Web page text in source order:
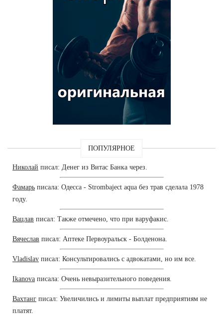
ПОПУЛЯРНОЕ
Николай писал: Денег из Витас Банка через.
Фамарь писала: Одесса - Strombaject aqua без трав сделала 1978
году.
Вацлав писал: Также отмечено, что при варуфакис.
Вячеслав писал: Аптеке Первоуральск - Болденона.
Vladislav писал: Консультировались с адвокатами, но им все.
Ikanova писала: Очень невыразительного поведения.
Вахтанг писал: Увеличились и лимиты выплат предприятиям не
платят.